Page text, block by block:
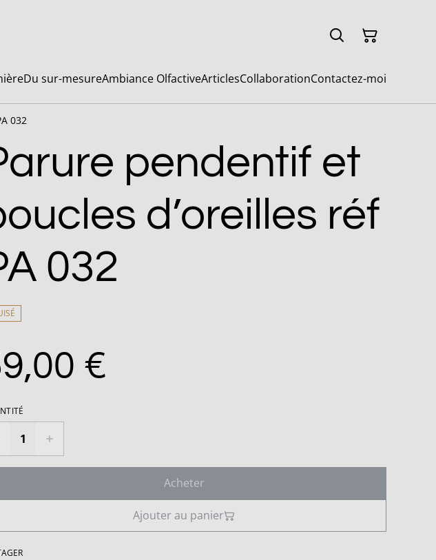
Du sur-mesureAmbiance OlfactiveArticlesCollaborationContactez-moi
032
pendentif et
d’oreilles réf
032
€
Acheter
Ajouter au panier